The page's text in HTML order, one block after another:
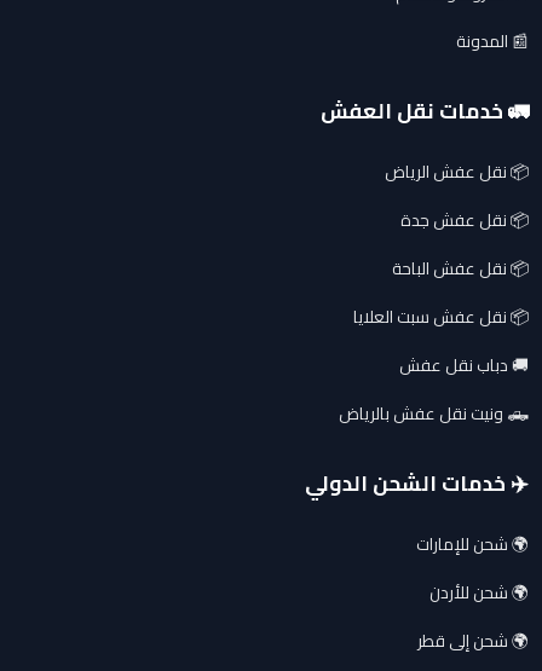
📰 المدونة
🚛 خدمات نقل العفش
📦 نقل عفش الرياض
📦 نقل عفش جدة
📦 نقل عفش الباحة
📦 نقل عفش سبت العلايا
🚚 دباب نقل عفش
🛻 ونيت نقل عفش بالرياض
✈️ خدمات الشحن الدولي
🌍 شحن للإمارات
🌍 شحن للأردن
🌍 شحن إلى قطر